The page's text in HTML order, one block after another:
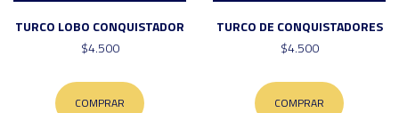
TURCO LOBO CONQUISTADOR
$4.500
COMPRAR
TURCO DE CONQUISTADORES
$4.500
COMPRAR